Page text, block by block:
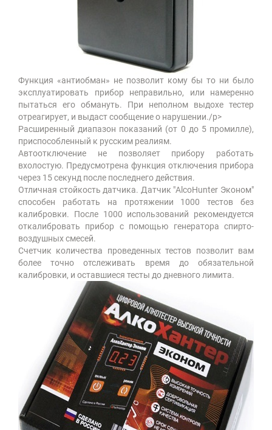
Функция «антиобман» не позволит кому бы то ни было
эксплуатировать прибор неправильно, или намеренно
пытаться его обмануть. При неполном выдохе тестер
отреагирует, и выдаст сообщение о нарушении./p>
Расширенный диапазон показаний (от 0 до 5 промилле),
приспособленный к русским реалиям.
Автоотключение не позволяет прибору работать
вхолостую. Предусмотрена функция отключения прибора
через 15 секунд после последнего действия.
Отличная стойкость датчика. Датчик "AlcoHunter Эконом"
способен работать на протяжении 1000 тестов без
калибровки. После 1000 использований рекомендуется
откалибровать прибор с помощью генератора спирто-
воздушных смесей.
Счетчик количества проведенных тестов позволит вам
более точно отслеживать время до обязательной
калибровки, и оставшиеся тесты до дневного лимита.